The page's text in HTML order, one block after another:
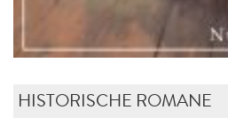
HISTORISCHE ROMANE